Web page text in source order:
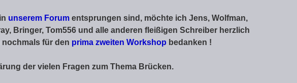
unserem Forum entsprungen sind, möchte ich Jens, Wolfman,
Bringer, Tom556 und alle anderen fleißigen Schreiber herzlich
für den prima zweiten Workshop bedanken !
der vielen Fragen zum Thema Brücken.